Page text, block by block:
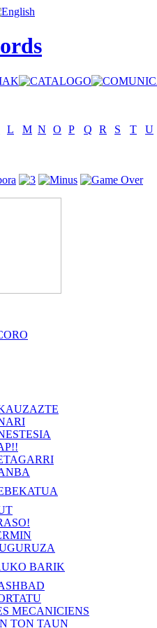
L M N O P Q R S T U
BARIK
MECANICIENS
TON TAUN